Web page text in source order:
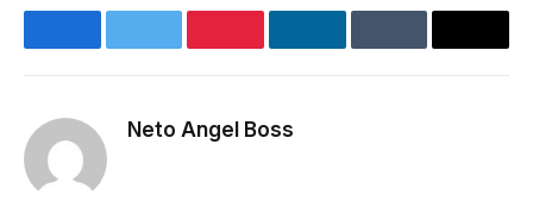
FacebookTwitter PinterestLinkedInTumblr E-
Neto Angel Boss